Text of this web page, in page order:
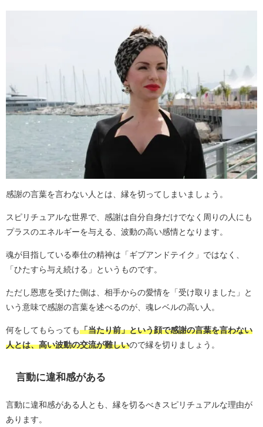
感謝の言葉を言わない人とは、縁を切ってしまいましょう。
スピリチュアルな世界で、感謝は自分自身だけでなく周りの人にも
プラスのエネルギーを与える、波動の高い感情となります。
魂が目指している奉仕の精神は「ギブアンドテイク」ではなく、
「ひたすら与え続ける」というものです。
ただし恩恵を受けた側は、相手からの愛情を「受け取りました」と
いう意味で感謝の言葉を述べるのが、魂レベルの高い人。
何をしてもらっても「当たり前」という顔で感謝の言葉を言わない
人とは、高い波動の交流が難しいので縁を切りましょう。
言動に違和感がある
言動に違和感がある人とも、縁を切るべきスピリチュアルな理由が
あります。